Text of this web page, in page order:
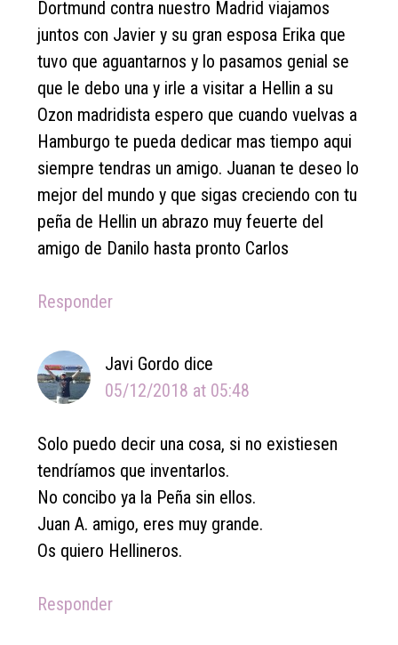
Dortmund contra nuestro Madrid viajamos
juntos con Javier y su gran esposa Erika que
tuvo que aguantarnos y lo pasamos genial se
que le debo una y irle a visitar a Hellin a su
Ozon madridista espero que cuando vuelvas a
Hamburgo te pueda dedicar mas tiempo aqui
siempre tendras un amigo. Juanan te deseo lo
mejor del mundo y que sigas creciendo con tu
peña de Hellin un abrazo muy feuerte del
amigo de Danilo hasta pronto Carlos
Responder
Javi Gordo dice
05/12/2018 at 05:48
Solo puedo decir una cosa, si no existiesen
tendríamos que inventarlos.
No concibo ya la Peña sin ellos.
Juan A. amigo, eres muy grande.
Os quiero Hellineros.
Responder